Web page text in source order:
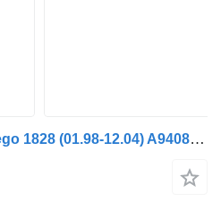
Амортизатор Sachs Atego 1828 (01.98-12.04) A9408900519 для тягача Mercedes-Benz Atego, Atego 2, Atego 3 (1996-)